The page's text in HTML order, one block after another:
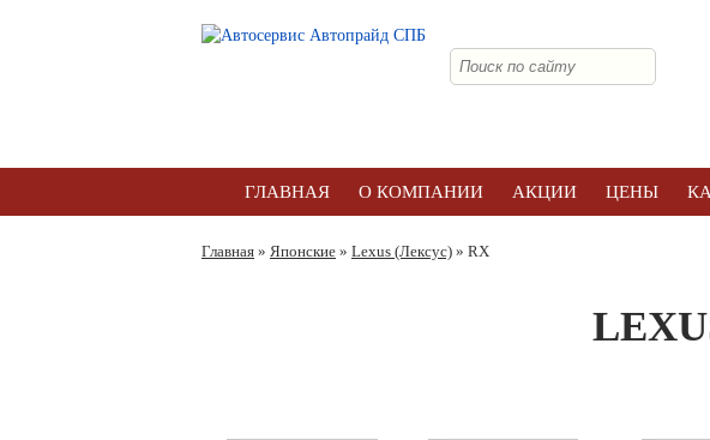
ГЛАВНАЯ О КОМПАНИИ АКЦИИ ЦЕНЫ
Главная » Японские » Lexus (Лексус) » RX